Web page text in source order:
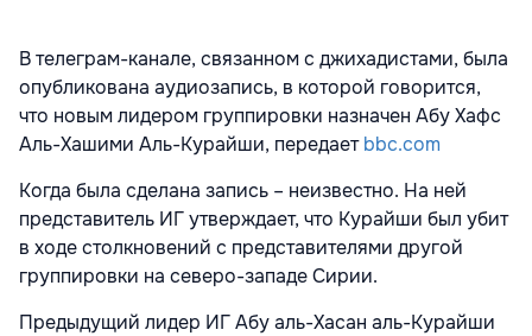
В телеграм-канале, связанном с джихадистами, была
опубликована аудиозапись, в которой говорится,
что новым лидером группировки назначен Абу Хафс
Аль-Хашими Аль-Курайши, передаетbbc.com
Когда была сделана запись – неизвестно. На ней
представитель ИГ утверждает, что Курайши был убит
в ходе столкновений с представителями другой
группировки на северо-западе Сирии.
Предыдущий лидер ИГ Абу аль-Хасан аль-Курайши